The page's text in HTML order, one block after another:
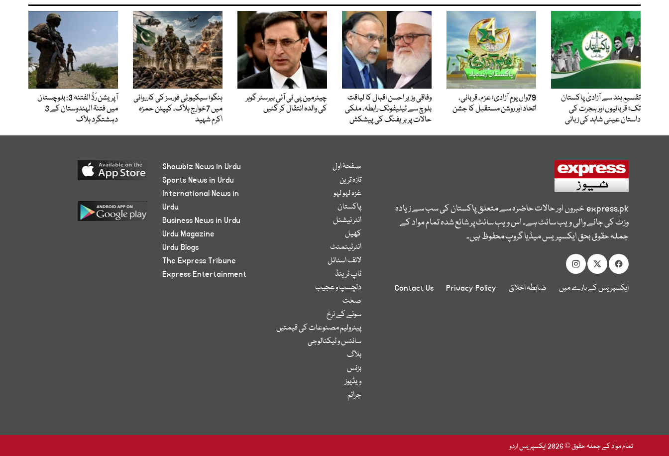
تقسیمِ ہند سے آزادیٔ پاکستان
تک؛ قربانیوں اور ہجرت کی
داستان عینی شاہد کی زبانی
79واں یومِ آزادی؛ عزم، قربانی،
اتحاد اور روشن مستقبل کا جشن
وفاقی وزیر احسن اقبال کا لیاقت
بلوچ سے ٹیلیفونک رابطہ، ملکی
حالات پر بریفنگ کی پیشکش
چیئرمین پی ٹی آئی بیرسٹر گوہر
کی والدہ انتقال کر گئیں
ہنگو؛ سیکیورٹی فورسز کی کارروائی
میں 7خوارج ہلاک، کیپٹن حمزہ
اکرم شہید
آپریشن رَدُّ الفتنہ 3: بلوچستان
میں فتنۃ الہندوستان کے 3
دہشتگرد ہلاک
express.pkخبروں اور حالات حاضرہ سے متعلق پاکستان کی سب سے زیادہ
وزٹ کی جانے والی ویب سائٹ ہے۔ اس ویب سائٹ پر شائع شدہ تمام مواد کے
جملہ حقوق بحق ایکسپریس میڈیا گروپ محفوظ ہیں۔
ایکسپریس کے بارے میں ضابطہ اخلاق Privacy Policy
Contact Us
صفحۂ اول
تازہ ترین
غزہ لہو لہو
پاکستان
انٹر نیشنل
کھیل
انٹرٹینمنٹ
لائف اسٹائل
ٹاپ ٹرینڈ
دلچسپ و عجیب
صحت
سونے کے نرخ
پیٹرولیم مصنوعات کی قیمتیں
سائنس و ٹیکنالوجی
بلاگ
بزنس
ویڈیوز
جرائم
Showbiz News in Urdu
Sports News in Urdu
International News in
Urdu
Business News in Urdu
Urdu Magazine
Urdu Blogs
The Express Tribune
Express Entertainment
تمام مواد کے جملہ حقوق © 2026 ایکسپریس اردو